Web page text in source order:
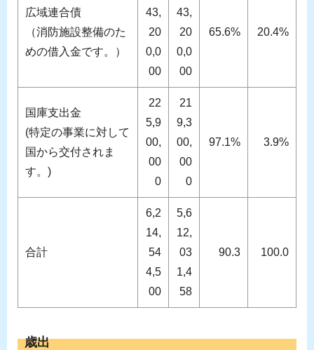
広域連合債
（消防施設整備のた
めの借入金です。）
43,
20
0,0
00
43,
20
0,0
00
65.6% 20.4%
国庫支出金
(特定の事業に対して
国から交付されま
す。)
22
5,9
00,
00
0
21
9,3
00,
00
0
97.1% 3.9%
合計
6,2
14,
54
4,5
00
5,6
12,
03
1,4
58
90.3 100.0
歳出